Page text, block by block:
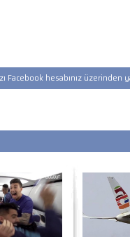
Facebook hesabınız üzerinden